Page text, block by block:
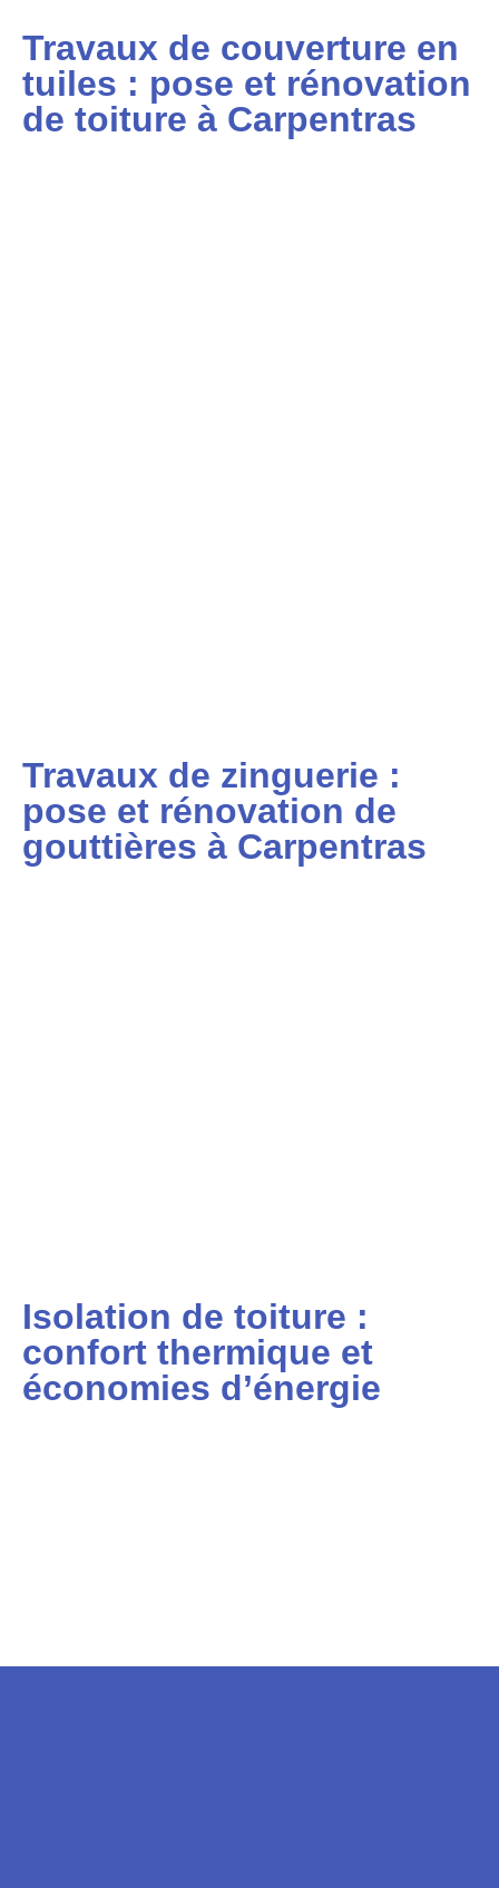
Travaux de couverture en
tuiles : pose et rénovation
de toiture à Carpentras
Travaux de zinguerie :
pose et rénovation de
gouttières à Carpentras
Isolation de toiture :
confort thermique et
économies d’énergie